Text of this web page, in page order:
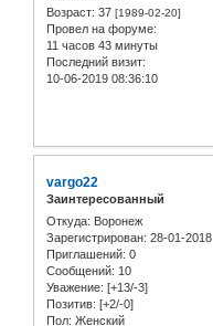
Возраст: 37 [1989-02-20]
Провел на форуме:
11 часов 43 минуты
Последний визит:
10-06-2019 08:36:10
vargo22
Заинтересованный
Откуда: Воронеж
Зарегистрирован: 28-01-2018
Приглашений: 0
Сообщений: 10
Уважение: [+13/-3]
Позитив: [+2/-0]
Пол: Женский